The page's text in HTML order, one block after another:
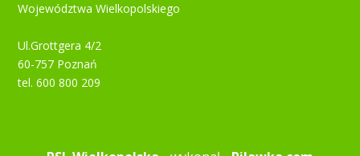
Województwa Wielkopolskiego
Ul.Grottgera 4/2
60-757 Poznań
tel. 600 800 209